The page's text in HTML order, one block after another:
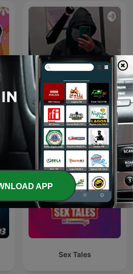
AlAdDiN kutuS
Sex Tales
APP